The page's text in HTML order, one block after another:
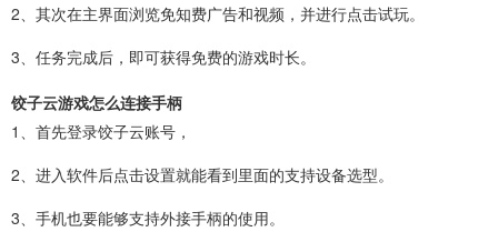
2、其次在主界面浏览免知费广告和视频，并进行点击试玩。
3、任务完成后，即可获得免费的游戏时长。
饺子云游戏怎么连接手柄
1、首先登录饺子云账号，
2、进入软件后点击设置就能看到里面的支持设备选型。
3、手机也要能够支持外接手柄的使用。